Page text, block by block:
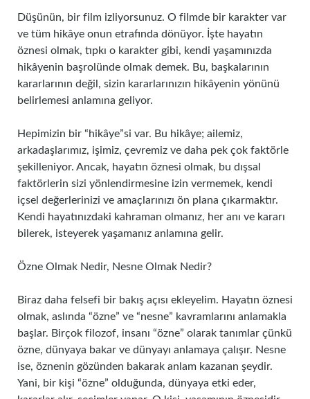
Düşünün, bir film izliyorsunuz. O filmde bir karakter var
ve tüm hikâye onun etrafında dönüyor. İşte hayatın
öznesi olmak, tıpkı o karakter gibi, kendi yaşamınızda
hikâyenin başrolünde olmak demek. Bu, başkalarının
kararlarının değil, sizin kararlarınızın hikâyenin yönünü
belirlemesi anlamına geliyor.
Hepimizin bir “hikâye”si var. Bu hikâye; ailemiz,
arkadaşlarımız, işimiz, çevremiz ve daha pek çok faktörle
şekilleniyor. Ancak, hayatın öznesi olmak, bu dışsal
faktörlerin sizi yönlendirmesine izin vermemek, kendi
içsel değerlerinizi ve amaçlarınızı ön plana çıkarmaktır.
Kendi hayatınızdaki kahraman olmanız, her anı ve kararı
bilerek, isteyerek yaşamanız anlamına gelir.
Özne Olmak Nedir, Nesne Olmak Nedir?
Biraz daha felsefi bir bakış açısı ekleyelim. Hayatın öznesi
olmak, aslında “özne” ve “nesne” kavramlarını anlamakla
başlar. Birçok filozof, insanı “özne” olarak tanımlar çünkü
özne, dünyaya bakar ve dünyayı anlamaya çalışır. Nesne
ise, öznenin gözünden bakarak anlam kazanan şeydir.
Yani, bir kişi “özne” olduğunda, dünyaya etki eder,